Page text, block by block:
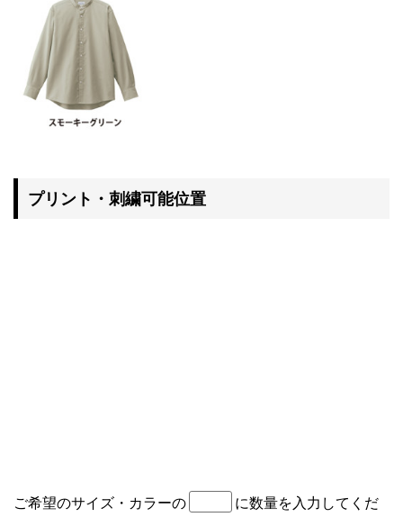
プリント・刺繍可能位置
ご希望のサイズ・カラーの
に数量を入力してくだ